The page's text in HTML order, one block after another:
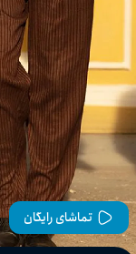
تماشای رایگان